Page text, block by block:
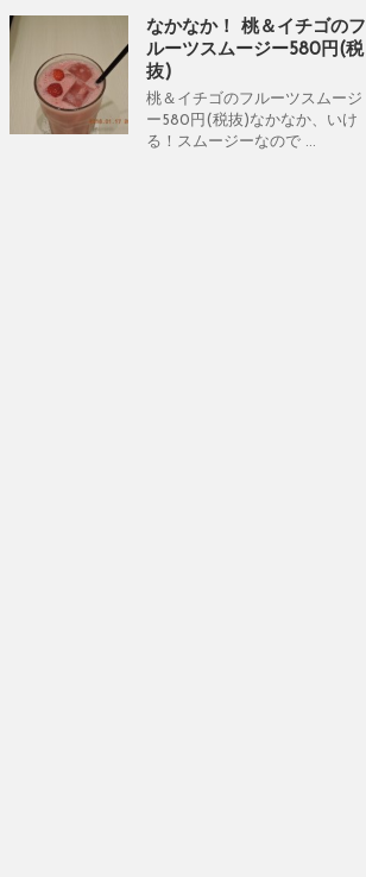
なかなか！ 桃＆イチゴのフ
ルーツスムージー580円(税
抜)
桃＆イチゴのフルーツスムージ
ー580円(税抜)なかなか、いけ
る！スムージーなので ...